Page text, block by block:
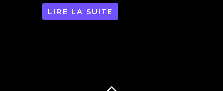
LIRE LA SUITE